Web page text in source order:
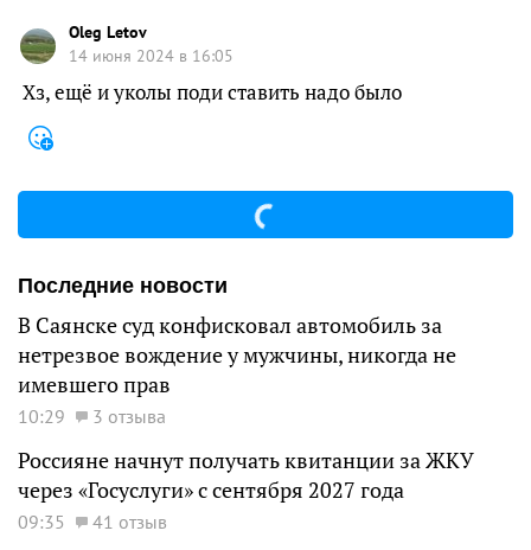
Oleg Letov
14 июня 2024 в 16:05
Хз, ещё и уколы поди ставить надо было
Последние новости
В Саянске суд конфисковал автомобиль за
нетрезвое вождение у мужчины, никогда не
имевшего прав
10:29 3 отзыва
Россияне начнут получать квитанции за ЖКУ
через «Госуслуги» с сентября 2027 года
09:35 41 отзыв